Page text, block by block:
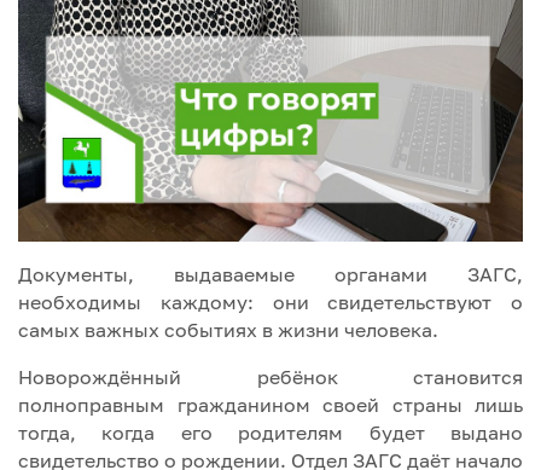
Документы, выдаваемые органами ЗАГС,
необходимы каждому: они свидетельствуют о
самых важных событиях в жизни человека.
Новорождённый ребёнок становится
полноправным гражданином своей страны лишь
тогда, когда его родителям будет выдано
свидетельство о рождении. Отдел ЗАГС даёт начало